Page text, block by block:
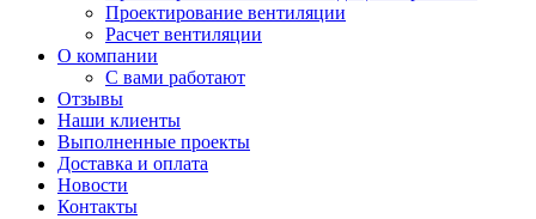
Проектирование вентиляции
Расчет вентиляции
О компании
С вами работают
Отзывы
Наши клиенты
Выполненные проекты
Доставка и оплата
Новости
Контакты